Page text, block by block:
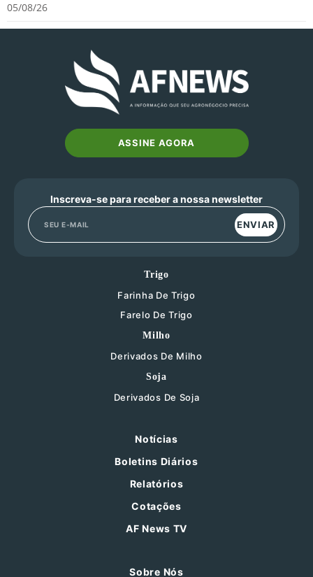
05/08/26
ASSINE AGORA
Inscreva-se para receber a nossa newsletter
ENVIAR
Trigo
Farinha De Trigo
Farelo De Trigo
Milho
Derivados De Milho
Soja
Derivados De Soja
Notícias
Boletins Diários
Relatórios
Cotações
AF News TV
Sobre Nós